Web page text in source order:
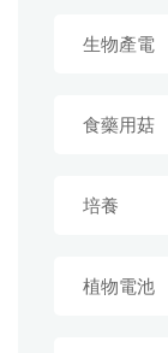
生物產電
食藥用菇
培養
植物電池